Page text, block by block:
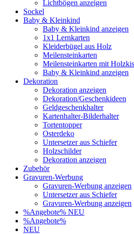
Lichtbögen anzeigen
Sockel
Baby & Kleinkind
Baby & Kleinkind anzeigen
1x1 Lernkarten
Kleiderbügel aus Holz
Meilensteinkarten
Meilensteinkarten mit
Baby & Kleinkind anzeigen
Dekoration
Dekoration anzeigen
Dekoration/Geschenkideen
Geldgeschenkhalter
Kartenhalter-Bilderhalter
Tortentopper
Osterdeko
Untersetzer aus Schiefer
Holzschilder
Dekoration anzeigen
Zubehör
Gravuren-Werbung
Gravuren-Werbung anzeigen
Untersetzer aus Schiefer
Gravuren-Werbung anzeigen
%Angebote% NEU
%Angebote%
NEU